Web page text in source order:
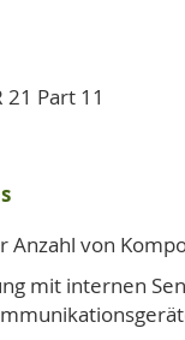
Part 11
Anzahl von
mit internen